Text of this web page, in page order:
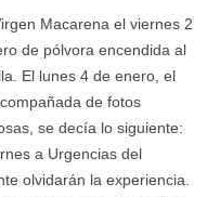
Macarena el viernes 2
de pólvora encendida al
El lunes 4 de enero, el
de fotos
se decía lo siguiente:
a Urgencias del
olvidarán la experiencia.